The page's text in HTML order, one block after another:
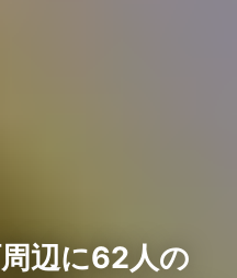
辺に62人の